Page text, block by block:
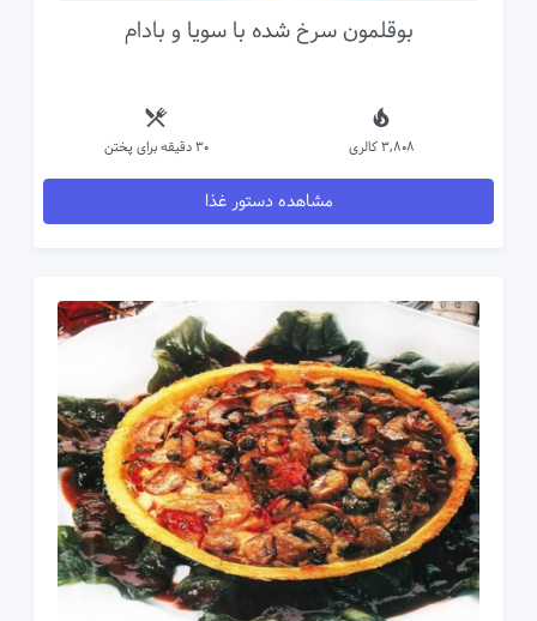
بوقلمون سرخ شده با سویا و بادام
3,808 کالری 30 دقیقه برای پختن
مشاهده دستور غذا